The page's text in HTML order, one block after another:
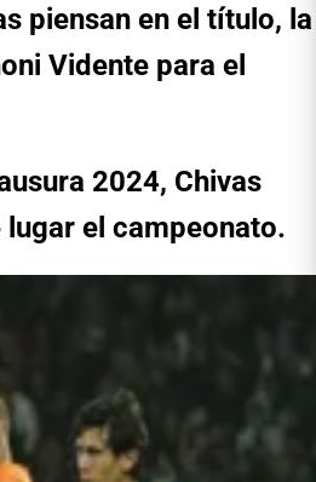
piensan en el título, la
Vidente para el
2024, Chivas
el campeonato.